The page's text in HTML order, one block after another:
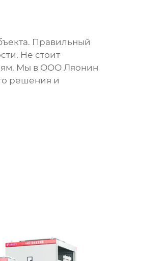
Правильный
Не стоит
Мы в ООО Ляонин
решения и